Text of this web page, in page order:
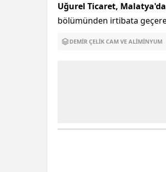
Uğurel Ticaret, Malatya'da
bölümünden irtibata
DEMIR ÇELIK CAM VE ALIMINYUM